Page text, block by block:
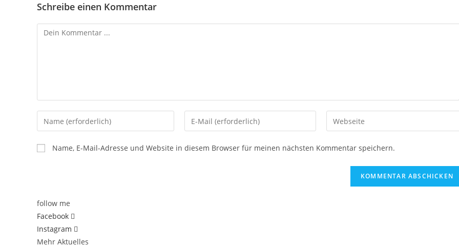
Schreibe einen Kommentar
Kommentieren
Gib
deinen
Namen
oder
ein
Gib
deine
Gib
deine
Name, E-Mail-Adresse und Website in diesem Browser für meinen nächsten Kommentar speichern.
follow me
Facebook
Instagram
Mehr Aktuelles